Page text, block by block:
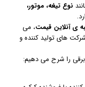
نوع تیغه، موتور،
ی آنلاین قیمت، می
های تولید کننده و
برقی را شرح می دهیم: